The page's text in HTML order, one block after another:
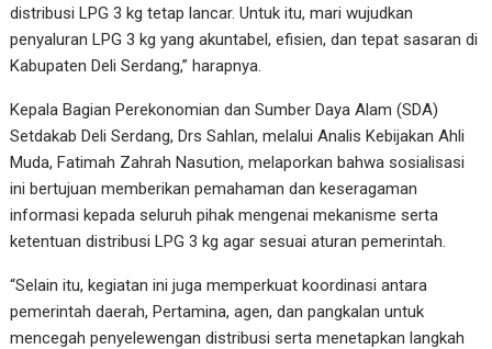
distribusi LPG 3 kg tetap lancar. Untuk itu, mari wujudkan
penyaluran LPG 3 kg yang akuntabel, efisien, dan tepat sasaran di
Kabupaten Deli Serdang,” harapnya.
Kepala Bagian Perekonomian dan Sumber Daya Alam (SDA)
Setdakab Deli Serdang, Drs Sahlan, melalui Analis Kebijakan Ahli
Muda, Fatimah Zahrah Nasution, melaporkan bahwa sosialisasi
ini bertujuan memberikan pemahaman dan keseragaman
informasi kepada seluruh pihak mengenai mekanisme serta
ketentuan distribusi LPG 3 kg agar sesuai aturan pemerintah.
“Selain itu, kegiatan ini juga memperkuat koordinasi antara
pemerintah daerah, Pertamina, agen, dan pangkalan untuk
mencegah penyelewengan distribusi serta menetapkan langkah